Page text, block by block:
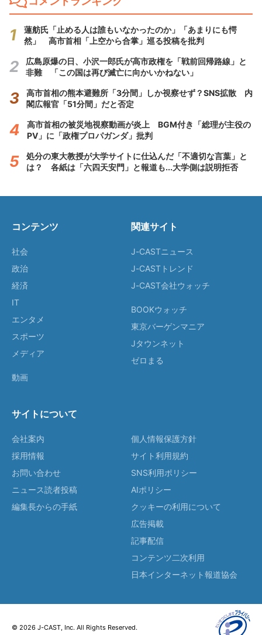
蓮舫氏「止める人は誰もいなかったのか」「あまりにも愕
然」 高市首相「上空から合掌」巡る投稿を批判
広島原爆の日、小沢一郎氏が高市政権を「戦前回帰路線」と
非難 「この国は再び滅亡に向かいかねない」
高市首相の熊本避難所「3分間」しか視察せず？SNS拡散 内
閣広報官「51分間」だと否定
高市首相の被災地視察動画が炎上 BGM付き「総理が主役の
PV」に「政権プロパガンダ」批判
処分の東大教授が大学サイトに仕込んだ「不適切な言葉」と
は？ 各紙は「六四天安門」と報道も...大学側は説明拒否
コンテンツ
社会
政治
経済
IT
エンタメ
スポーツ
メディア
動画
関連サイト
J-CASTニュース
J-CASTトレンド
J-CAST会社ウォッチ
BOOKウォッチ
東京バーゲンマニア
Jタウンネット
ゼロまる
サイトについて
会社案内
採用情報
お問い合わせ
ニュース読者投稿
編集長からの手紙
個人情報保護方針
サイト利用規約
SNS利用ポリシー
AIポリシー
クッキーの利用について
広告掲載
記事配信
コンテンツ二次利用
日本インターネット報道協会
© 2026 J-CAST, Inc. All Rights Reserved.